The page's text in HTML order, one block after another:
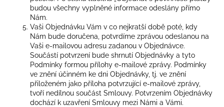
budou všechny vyplněné informace odeslány přímo
Nám.
Vaši Objednávku Vám v co nejkratší době poté, kdy
Nám bude doručena, potvrdíme zprávou odeslanou na
Vaši e-mailovou adresu zadanou v Objednávce.
Součástí potvrzení bude shrnutí Objednávky a tyto
Podmínky formou přílohy e-mailové zprávy. Podmínky
ve znění účinném ke dni Objednávky, tj. ve znění
přiloženém jako příloha potvrzující e-mailové zprávy,
tvoří nedílnou součást Smlouvy. Potvrzením Objednávky
dochází k uzavření Smlouvy mezi Námi a Vámi.